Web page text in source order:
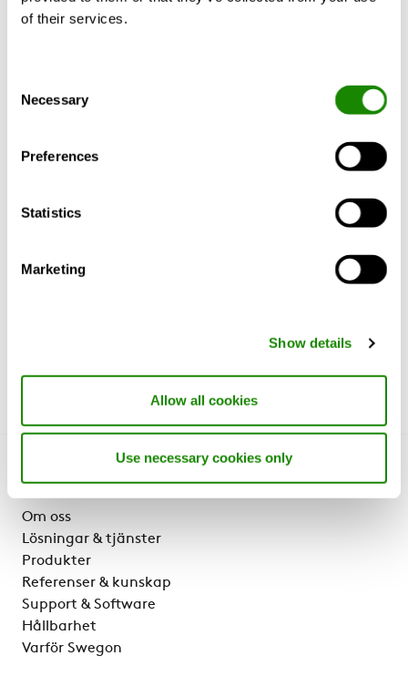
of their services.
Selection
Necessary
Preferences
Statistics
Marketing
Show details
Allow all cookies
Use necessary cookies only
ljusbågsugnar som går på 100 procent
Lär känna oss
Om oss
Lösningar & tjänster
Produkter
Referenser & kunskap
Support & Software
Hållbarhet
Varför Swegon